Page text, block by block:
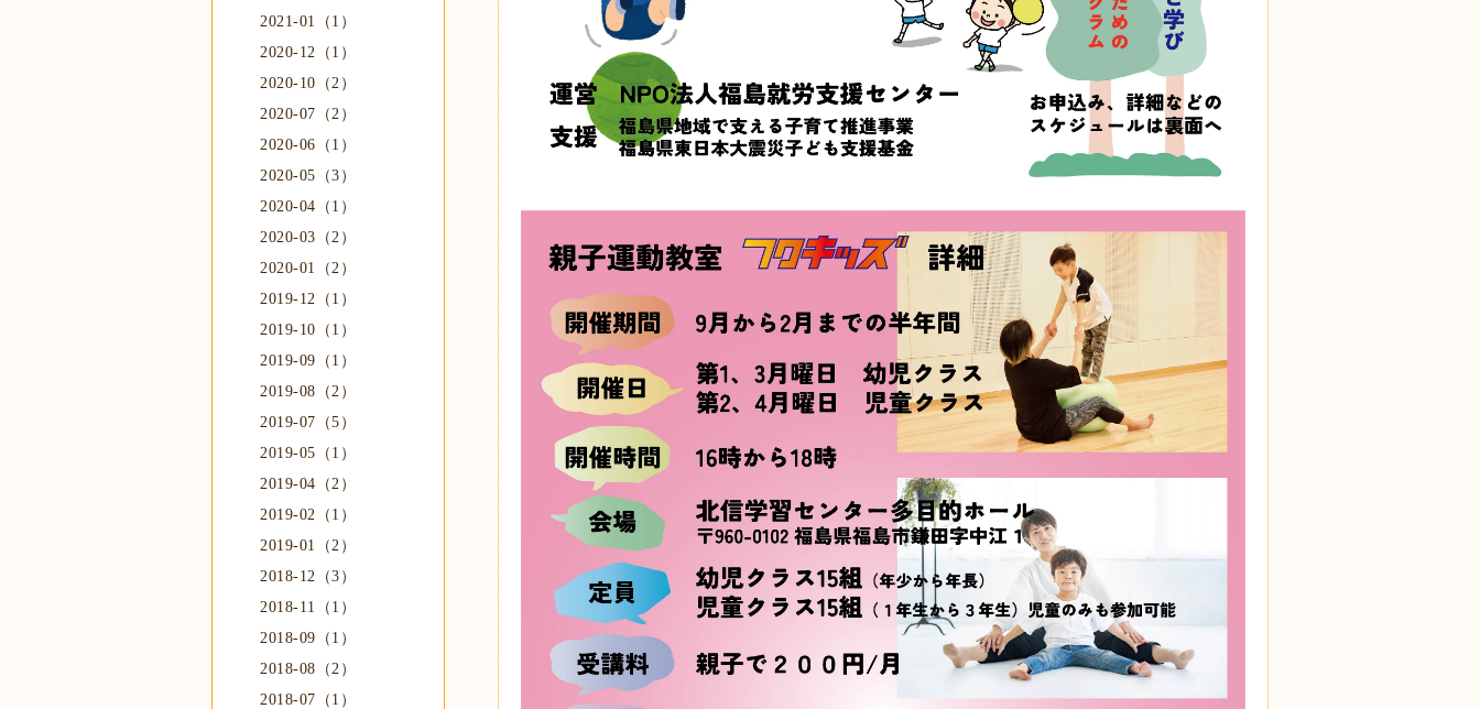
2021-01（1）
2020-12（1）
2020-10（2）
2020-07（2）
2020-06（1）
2020-05（3）
2020-04（1）
2020-03（2）
2020-01（2）
2019-12（1）
2019-10（1）
2019-09（1）
2019-08（2）
2019-07（5）
2019-05（1）
2019-04（2）
2019-02（1）
2019-01（2）
2018-12（3）
2018-11（1）
2018-09（1）
2018-08（2）
2018-07（1）